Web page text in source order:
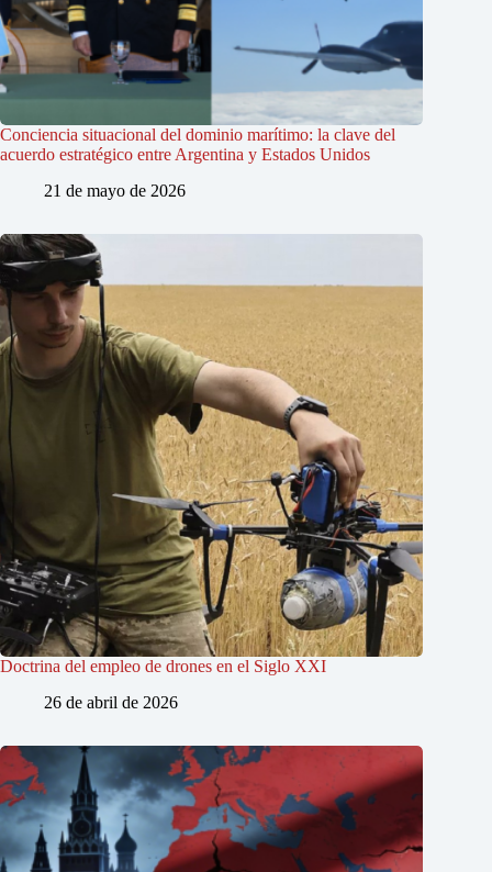
Conciencia situacional del dominio marítimo: la clave del
acuerdo estratégico entre Argentina y Estados Unidos
21 de mayo de 2026
Doctrina del empleo de drones en el Siglo XXI
26 de abril de 2026